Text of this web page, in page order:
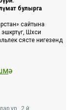
булырга
сайтына
Шәхси
сәясәте нигезендә
ур., 2 й.